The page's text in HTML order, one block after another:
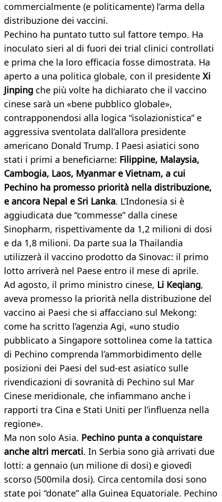
commercialmente (e politicamente) l’arma della
distribuzione dei vaccini.
Pechino ha puntato tutto sul fattore tempo. Ha
inoculato sieri al di fuori dei trial clinici controllati
e prima che la loro efficacia fosse dimostrata. Ha
aperto a una politica globale, con il presidente Xi
Jinping che più volte ha dichiarato che il vaccino
cinese sarà un «bene pubblico globale»,
contrapponendosi alla logica “isolazionistica” e
aggressiva sventolata dall’allora presidente
americano Donald Trump. I Paesi asiatici sono
stati i primi a beneficiarne: Filippine, Malaysia,
Cambogia, Laos, Myanmar e Vietnam, a cui
Pechino ha promesso priorità nella distribuzione,
e ancora Nepal e Sri Lanka. L’Indonesia si è
aggiudicata due “commesse” dalla cinese
Sinopharm, rispettivamente da 1,2 milioni di dosi
e da 1,8 milioni. Da parte sua la Thailandia
utilizzerà il vaccino prodotto da Sinovac: il primo
lotto arriverà nel Paese entro il mese di aprile.
Ad agosto, il primo ministro cinese, Li Keqiang,
aveva promesso la priorità nella distribuzione del
vaccino ai Paesi che si affacciano sul Mekong:
come ha scritto l’agenzia Agi, «uno studio
pubblicato a Singapore sottolinea come la tattica
di Pechino comprenda l’ammorbidimento delle
posizioni dei Paesi del sud-est asiatico sulle
rivendicazioni di sovranità di Pechino sul Mar
Cinese meridionale, che infiammano anche i
rapporti tra Cina e Stati Uniti per l’influenza nella
regione».
Ma non solo Asia. Pechino punta a conquistare
anche altri mercati. In Serbia sono già arrivati due
lotti: a gennaio (un milione di dosi) e giovedì
scorso (500mila dosi). Circa centomila dosi sono
state poi “donate” alla Guinea Equatoriale. Pechino